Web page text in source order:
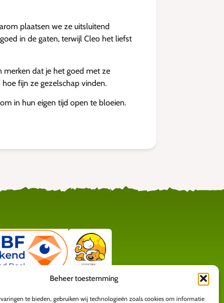
Beheer toestemming
te bieden, gebruiken wij technologieën zoals cookies om informatie
plaatsen we ze uitsluitend
in de gaten, terwijl Cleo het liefst
merken dat je het goed met ze
fijn ze gezelschap vinden.
in hun eigen tijd open te bloeien.